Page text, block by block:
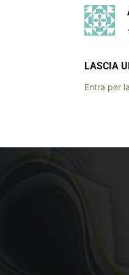
.
LASCIA
Entra per